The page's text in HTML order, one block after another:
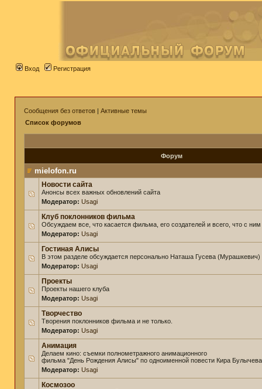
Вход Регистрация
Сообщения без ответов | Активные темы
Список форумов
Форум
mielofon.ru
Новости сайта
Анонсы всех важных обновлений сайта
Модератор: Usagi
Клуб поклонников фильма
Обсуждаем все, что касается фильма, его создателей и всего, что с ним
Модератор: Usagi
Гостиная Алисы
В этом разделе обсуждается персонально Наташа Гусева (Мурашкевич)
Модератор: Usagi
Проекты
Проекты нашего клуба
Модератор: Usagi
Творчество
Творения поклонников фильма и не только.
Модератор: Usagi
Анимация
Делаем кино: съемки полнометражного анимационного
фильма "День Рождения Алисы" по одноименной повести Кира
Модератор: Usagi
Космозоо